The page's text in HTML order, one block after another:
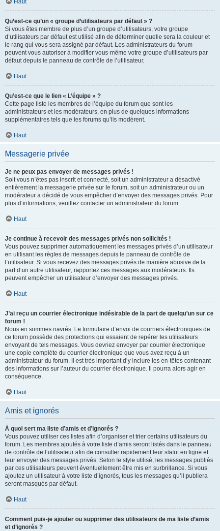
Haut
Qu’est-ce qu’un « groupe d’utilisateurs par défaut » ?
Si vous êtes membre de plus d’un groupe d’utilisateurs, votre groupe
d’utilisateurs par défaut est utilisé afin de déterminer quelle sera la couleur et
le rang qui vous sera assigné par défaut. Les administrateurs du forum
peuvent vous autoriser à modifier vous-même votre groupe d’utilisateurs par
défaut depuis le panneau de contrôle de l’utilisateur.
Haut
Qu’est-ce que le lien « L’équipe » ?
Cette page liste les membres de l’équipe du forum que sont les
administrateurs et les modérateurs, en plus de quelques informations
supplémentaires tels que les forums qu’ils modèrent.
Haut
Messagerie privée
Je ne peux pas envoyer de messages privés !
Soit vous n’êtes pas inscrit et connecté, soit un administrateur a désactivé
entièrement la messagerie privée sur le forum, soit un administrateur ou un
modérateur a décidé de vous empêcher d’envoyer des messages privés. Pour
plus d’informations, veuillez contacter un administrateur du forum.
Haut
Je continue à recevoir des messages privés non sollicités !
Vous pouvez supprimer automatiquement les messages privés d’un utilisateur
en utilisant les règles de messages depuis le panneau de contrôle de
l’utilisateur. Si vous recevez des messages privés de manière abusive de la
part d’un autre utilisateur, rapportez ces messages aux modérateurs. Ils
peuvent empêcher un utilisateur d’envoyer des messages privés.
Haut
J’ai reçu un courrier électronique indésirable de la part de quelqu’un sur ce
forum !
Nous en sommes navrés. Le formulaire d’envoi de courriers électroniques de
ce forum possède des protections qui essaient de repérer les utilisateurs
envoyant de tels messages. Vous devriez envoyer par courrier électronique
une copie complète du courrier électronique que vous avez reçu à un
administrateur du forum. Il est très important d’y inclure les en-têtes contenant
des informations sur l’auteur du courrier électronique. Il pourra alors agir en
conséquence.
Haut
Amis et ignorés
À quoi sert ma liste d’amis et d’ignorés ?
Vous pouvez utiliser ces listes afin d’organiser et trier certains utilisateurs du
forum. Les membres ajoutés à votre liste d’amis seront listés dans le panneau
de contrôle de l’utilisateur afin de consulter rapidement leur statut en ligne et
leur envoyer des messages privés. Selon le style utilisé, les messages publiés
par ces utilisateurs peuvent éventuellement être mis en surbrillance. Si vous
ajoutez un utilisateur à votre liste d’ignorés, tous les messages qu’il publiera
seront masqués par défaut.
Haut
Comment puis-je ajouter ou supprimer des utilisateurs de ma liste d’amis
et d’ignorés ?